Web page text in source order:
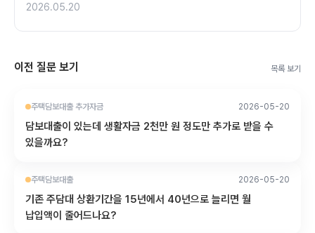
2026.05.20
이전 질문 보기 목록 보기
주택담보대출 추가자금 2026-05-20
담보대출이 있는데 생활자금 2천만 원 정도만 추가로 받을 수
있을까요?
주택담보대출 2026-05-20
기존 주담대 상환기간을 15년에서 40년으로 늘리면 월
납입액이 줄어드나요?